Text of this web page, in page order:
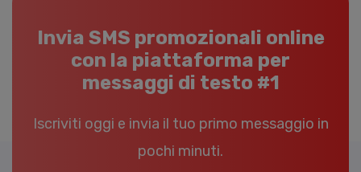
Invia SMS promozionali online
con la piattaforma per
messaggi di testo #1
Iscriviti oggi e invia il tuo primo messaggio in
pochi minuti.